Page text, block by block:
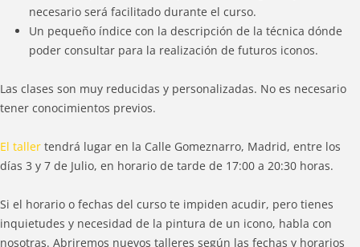
necesario será facilitado durante el curso.
Un pequeño índice con la descripción de la técnica dónde
poder consultar para la realización de futuros iconos.
Las clases son muy reducidas y personalizadas. No es necesario
tener conocimientos previos.
El taller tendrá lugar en la Calle Gomeznarro, Madrid, entre los
días 3 y 7 de Julio, en horario de tarde de 17:00 a 20:30 horas.
Si el horario o fechas del curso te impiden acudir, pero tienes
inquietudes y necesidad de la pintura de un icono, habla con
nosotras. Abriremos nuevos talleres según las fechas y horarios